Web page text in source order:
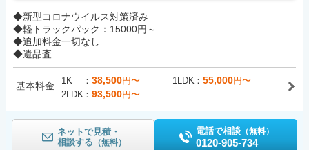
◆新型コロナウイルス対策済み
◆軽トラックパック：15000円～
◆追加料金一切なし
◆遺品査...
基本料金 1K 38,500円〜 1LDK 55,000円〜
2LDK
93,500円〜
ネットで見積・
相談する （無料）
電話で相談 （無料）
0120-905-734